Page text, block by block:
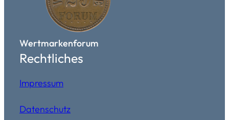
Wertmarkenforum
Rechtliches
Impressum
Datenschutz